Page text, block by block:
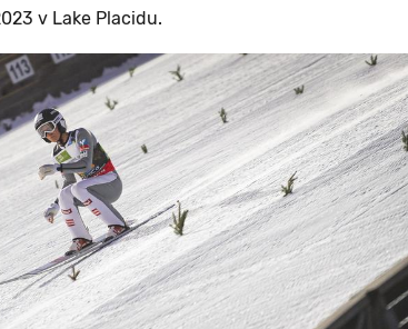
v Lake Placidu.